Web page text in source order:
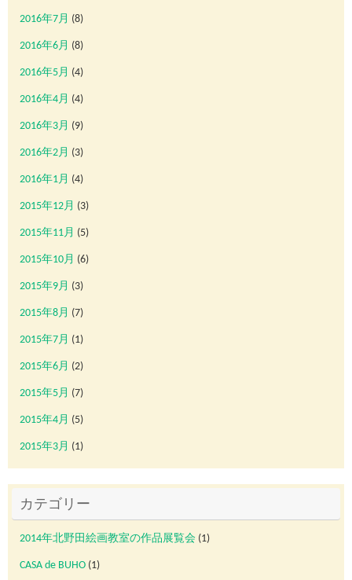
2016年7月 (8)
2016年6月 (8)
2016年5月 (4)
2016年4月 (4)
2016年3月 (9)
2016年2月 (3)
2016年1月 (4)
2015年12月 (3)
2015年11月 (5)
2015年10月 (6)
2015年9月 (3)
2015年8月 (7)
2015年7月 (1)
2015年6月 (2)
2015年5月 (7)
2015年4月 (5)
2015年3月 (1)
カテゴリー
2014年北野田絵画教室の作品展覧会 (1)
CASA de BUHO (1)